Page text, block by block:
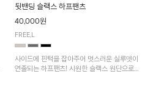
뒷밴딩 슬랙스 하프팬츠
40,000원
FREE,L
사이드에 핀턱을 잡아주어 멋스러운 실루엣이
연출되는 하프팬츠! 시원한 슬랙스 원단으로